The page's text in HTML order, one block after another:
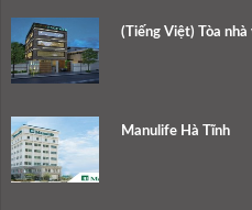
(Tiếng Việt) Tòa nhà
Manulife Hà Tĩnh